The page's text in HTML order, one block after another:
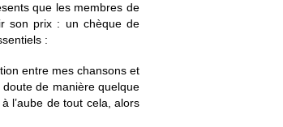
que les membres de
son prix : un chèque de
:
entre mes chansons et
de manière quelque
l’aube de tout cela, alors